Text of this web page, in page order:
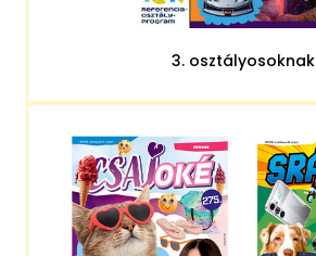
3. osztályosoknak